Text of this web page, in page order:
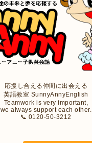
応援し合える仲間に出会える
英語教室 SunnyAnnyEnglish
Teamwork is very important,
we always support each other.
📞 0120-50-3212